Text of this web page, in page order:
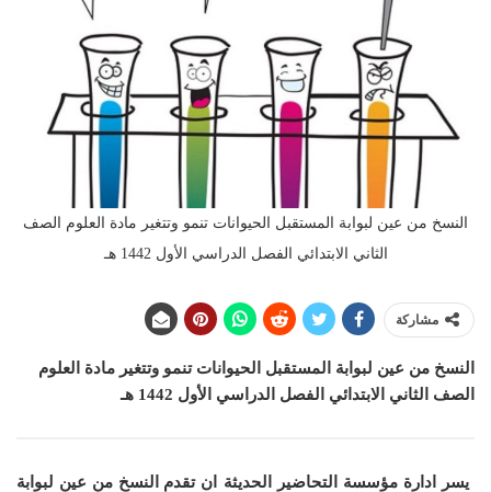
النسخ من عين لبوابة المستقبل الحيوانات تنمو وتتغير مادة العلوم الصف
الثاني الابتدائي الفصل الدراسي الأول 1442 هـ
مشاركة
النسخ من عين لبوابة المستقبل الحيوانات تنمو وتتغير مادة العلوم
الصف الثاني الابتدائي الفصل الدراسي الأول 1442 هـ
يسر ادارة مؤسسة التحاضير الحديثة ان تقدم النسخ من عين لبوابة